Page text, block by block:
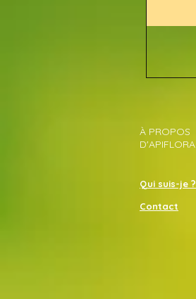
À PROPOS
D'APIFLORA
Qui suis-je ?
Contact